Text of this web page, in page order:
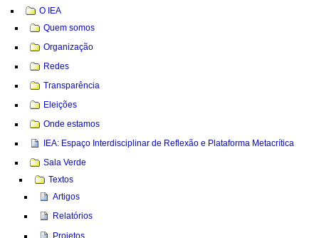
O IEA
Quem somos
Organização
Redes
Transparência
Eleições
Onde estamos
IEA: Espaço Interdisciplinar de Reflexão e Plataforma Metacrítica
Sala Verde
Textos
Artigos
Relatórios
Projetos